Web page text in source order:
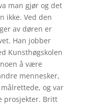
man gjør og det
ikke. Ved den
av døren er
Han jobber
Kunsthøgskolen
å være
mennesker,
og var
prosjekter. Britt